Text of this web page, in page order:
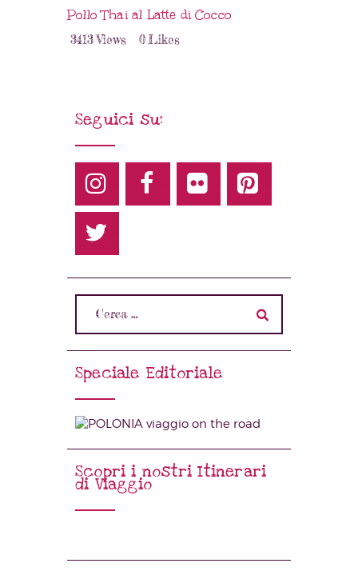
Pollo Thai al Latte di Cocco
3413Views 0Likes
Seguici su:
Speciale Editoriale
Scopri i nostri Itinerari
di Viaggio